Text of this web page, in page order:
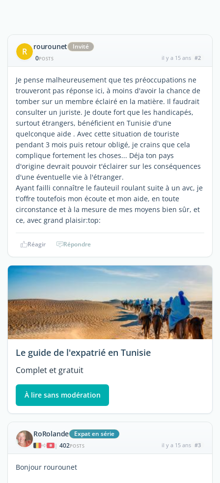
R rourounet
Invité
0POSTS il y a 15 ans #2
Je pense malheureusement que tes préoccupations ne
trouveront pas réponse ici, à moins d'avoir la chance de
tomber sur un membre éclairé en la matière. Il faudrait
consulter un juriste. Je doute fort que les handicapés,
surtout étrangers, bénéficient en Tunisie d'une
quelconque aide . Avec cette situation de touriste
pendant 3 mois puis retour obligé, je crains que cela
complique fortement les choses... Déja ton pays
d'origine devrait pouvoir t'éclairer sur les conséquences
d'une éventuelle vie à l'étranger.
Ayant failli connaître le fauteuil roulant suite à un avc, je
t'offre toutefois mon écoute et mon aide, en toute
circonstance et à la mesure de mes moyens bien sûr, et
ce, avec grand plaisir:top:
Réagir Répondre
Le guide de l'expatrié en Tunisie
Complet et gratuit
À lire sans modération
RoRolande Expat en série
| 402POSTS il y a 15 ans #3
Bonjour rourounet